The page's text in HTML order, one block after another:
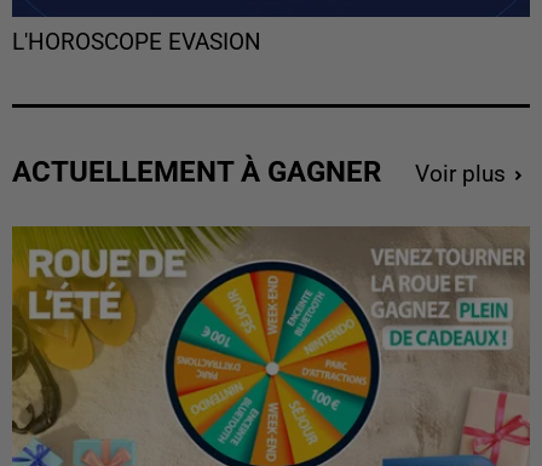
L'HOROSCOPE EVASION
ACTUELLEMENT À GAGNER Voir plus